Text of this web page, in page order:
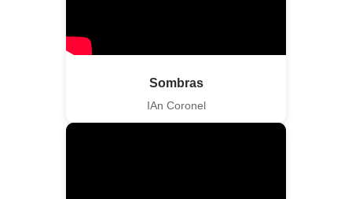
Sombras
IAn Coronel